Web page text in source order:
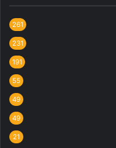
261
231
191
55
49
49
21